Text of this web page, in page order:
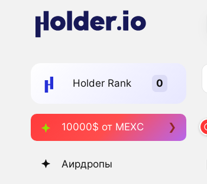
Holder Rank
10000$ от MEXC
Аирдропы
WAGMI 3306 WAGMI